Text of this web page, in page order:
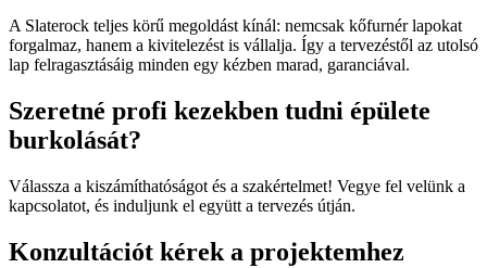
A Slaterock teljes körű megoldást kínál: nemcsak kőfurnér lapokat
forgalmaz, hanem a kivitelezést is vállalja. Így a tervezéstől az utolsó
lap felragasztásáig minden egy kézben marad, garanciával.
Szeretné profi kezekben tudni épülete
burkolását?
Válassza a kiszámíthatóságot és a szakértelmet! Vegye fel velünk a
kapcsolatot, és induljunk el együtt a tervezés útján.
Konzultációt kérek a projektemhez